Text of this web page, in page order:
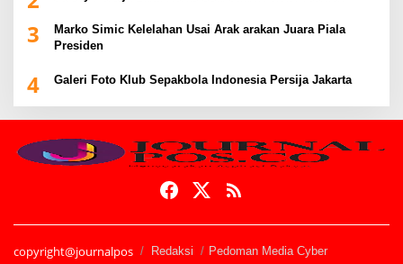
3
Marko Simic Kelelahan Usai Arak arakan Juara Piala
Presiden
4 Galeri Foto Klub Sepakbola Indonesia Persija Jakarta
copyright@journalpos Redaksi Pedoman Media Cyber